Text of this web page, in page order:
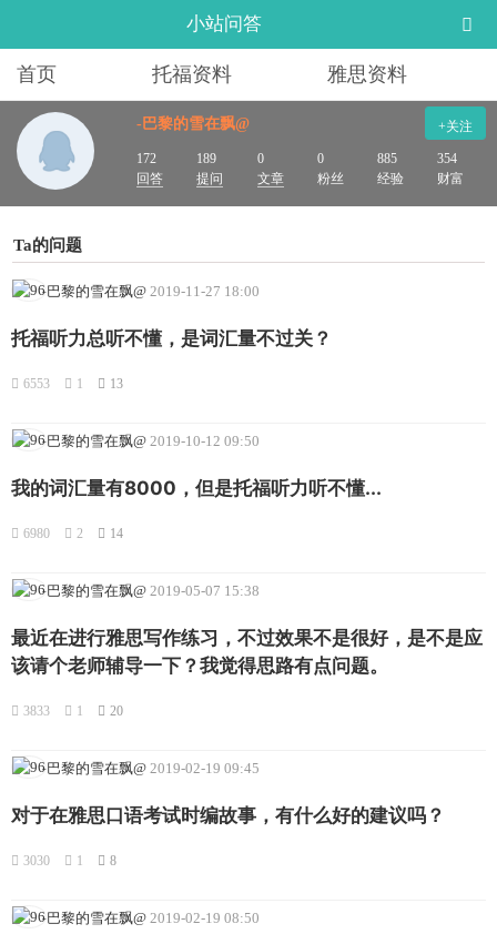
小站问答
首页 托福资料 雅思资料
+关注
-巴黎的雪在飘@
172
回答
189
提问
0
文章
0
粉丝
885
经验
354
财富
Ta的问题
-巴黎的雪在飘@ 2019-11-27 18:00
托福听力总听不懂，是词汇量不过关？
6553 1 13
-巴黎的雪在飘@ 2019-10-12 09:50
我的词汇量有8000，但是托福听力听不懂...
6980 2 14
-巴黎的雪在飘@ 2019-05-07 15:38
最近在进行雅思写作练习，不过效果不是很好，是不是应
该请个老师辅导一下？我觉得思路有点问题。
3833 1 20
-巴黎的雪在飘@ 2019-02-19 09:45
对于在雅思口语考试时编故事，有什么好的建议吗？
3030 1 8
-巴黎的雪在飘@ 2019-02-19 08:50